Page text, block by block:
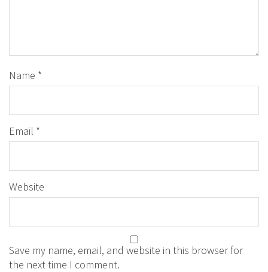
Name *
Email *
Website
Save my name, email, and website in this browser for
the next time I comment.